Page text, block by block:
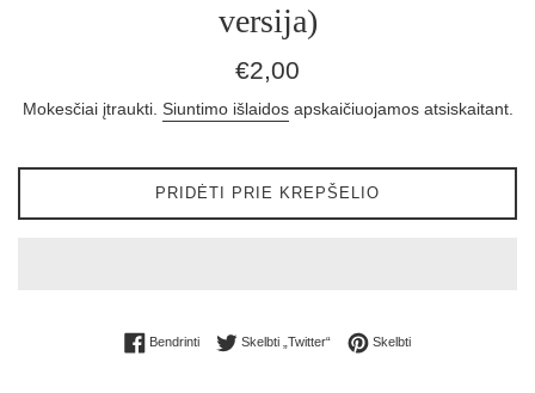
versija)
Įprasta
€2,00
Mokesčiai įtraukti. Siuntimo išlaidosapskaičiuojamos atsiskaitant.
PRIDĖTI PRIE KREPŠELIO
BendrintiBendrinti „Facebook“
Skelbti „Twitter“Skelbti „Twitter“
SkelbtiSkelbti „Pinterest“